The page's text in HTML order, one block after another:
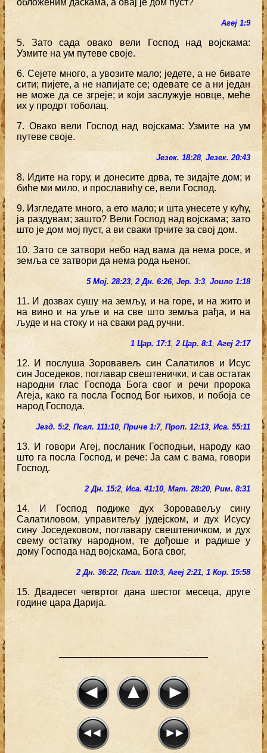
обложеним даскама, а овај је дом пуст?
Агеј 1:9
5. Зато сада овако вели Господ над војскама:
Узмите на ум путеве своје.
6. Сејете много, а увозите мало; једете, а не бивате
сити; пијете, а не напијате се; одевате се а ни један
не може да се згреје; и који заслужује новце, меће
их у продрт тоболац.
7. Овако вели Господ над војскама: Узмите на ум
путеве своје.
Језек. 18:28, Језек. 20:43
8. Идите на гору, и донесите дрва, те зидајте дом; и
биће ми мило, и прославићу се, вели Господ.
9. Изгледате много, а ето мало; и шта унесете у кућу,
ја раздувам; зашто? Вели Господ над војскама; зато
што је дом мој пуст, а ви сваки трчите за свој дом.
10. Зато се затвори небо над вама да нема росе, и
земља се затвори да нема рода њеног.
5 Мој. 28:23,2 Дн. 6:26, Јер. 3:3, Јоило 1:18
11. И дозвах сушу на земљу, и на горе, и на жито и
на вино и на уље и на све што земља рађа, и на
људе и на стоку и на сваки рад ручни.
1 Цар. 17:1,2 Цар. 8:1, Агеј 2:17
12. И послуша Зоровавељ син Салатилов и Исус
син Јоседеков, поглавар свештенички, и сав остатак
народни глас Господа Бога свог и речи пророка
Агеја, како га посла Господ Бог њихов, и побоја се
народ Господа.
Језд. 5:2, Псал. 111:10, Приче 1:7, Проп. 12:13, Иса. 55:11
13. И говори Агеј, посланик Господњи, народу као
што га посла Господ, и рече: Ја сам с вама, говори
Господ.
2 Дн. 15:2, Иса. 41:10, Мат. 28:20, Рим. 8:31
14. И Господ подиже дух Зоровавељу сину
Салатиловом, управитељу јудејском, и дух Исусу
сину Јоседековом, поглавару свештеничком, и дух
свему остатку народном, те дођоше и радише у
дому Господа над војскама, Бога свог,
2 Дн. 36:22, Псал. 110:3, Агеј 2:21, 1 Кор. 15:58
15. Двадесет четвртог дана шестог месеца, друге
године цара Дарија.